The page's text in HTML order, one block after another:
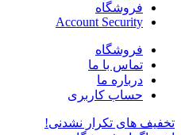
فروشگاه
Account Security
فروشگاه
تماس با ما
درباره ما
حساب کاربری
تخفیف های تکرار نشدنی!